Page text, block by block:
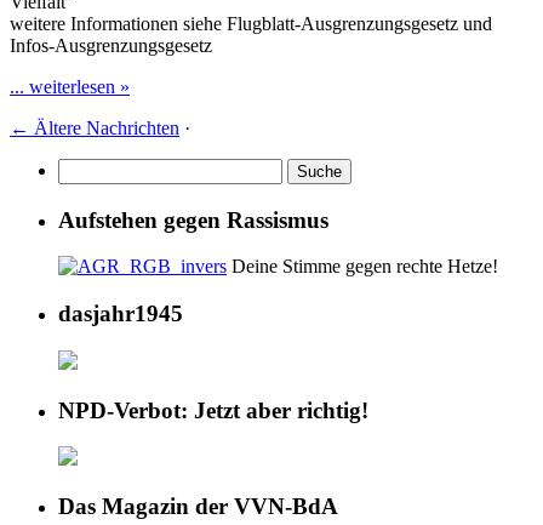
weitere Informationen siehe Flugblatt-Ausgrenzungsgesetz und
Infos-Ausgrenzungsgesetz
... weiterlesen »
← Ältere Nachrichten ·
Aufstehen gegen Rassismus
Deine Stimme gegen rechte Hetze!
dasjahr1945
NPD-Verbot: Jetzt aber richtig!
Das Magazin der VVN-BdA